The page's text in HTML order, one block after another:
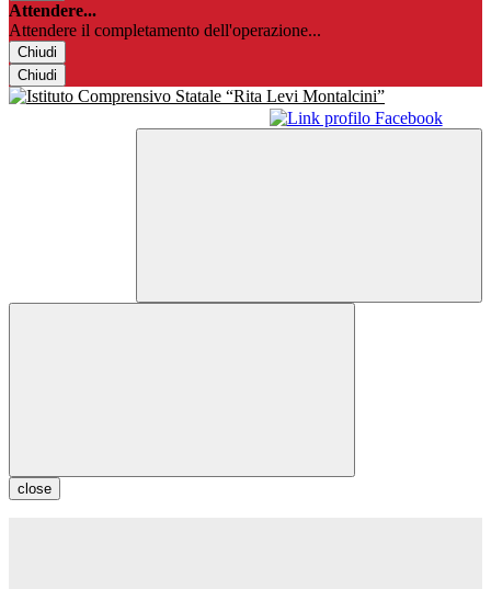
Attendere...
Attendere il completamento dell'operazione...
Chiudi
Chiudi
close